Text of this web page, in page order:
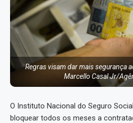
Regras visam dar mais segurança
Marcello Casal Jr/
O Instituto Nacional do Seguro
bloquear todos os meses a